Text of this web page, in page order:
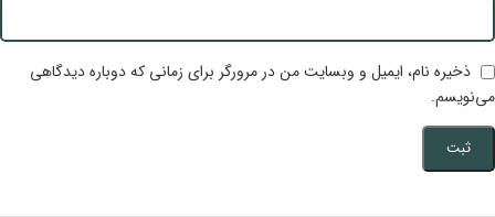
ذخیره نام، ایمیل و وبسایت من در مرورگر برای زمانی که دوباره دیدگاهی
می‌نویسم.